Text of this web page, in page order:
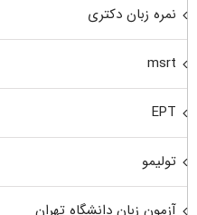
نمره زبان دکتری
msrt
EPT
تولیمو
آزمون زبان دانشگاه تهران